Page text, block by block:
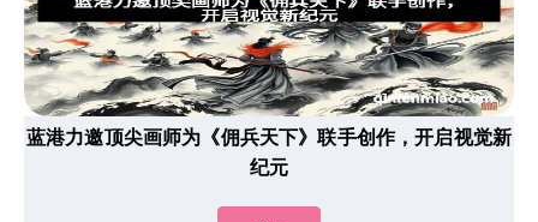
蓝港力邀顶尖画师为《佣兵天下》联手创作，开启视觉新
纪元